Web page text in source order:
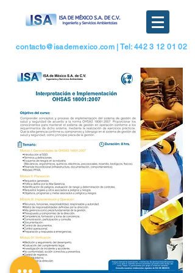
contacto@isademexico.com | Tel: 442 3 12 01 02